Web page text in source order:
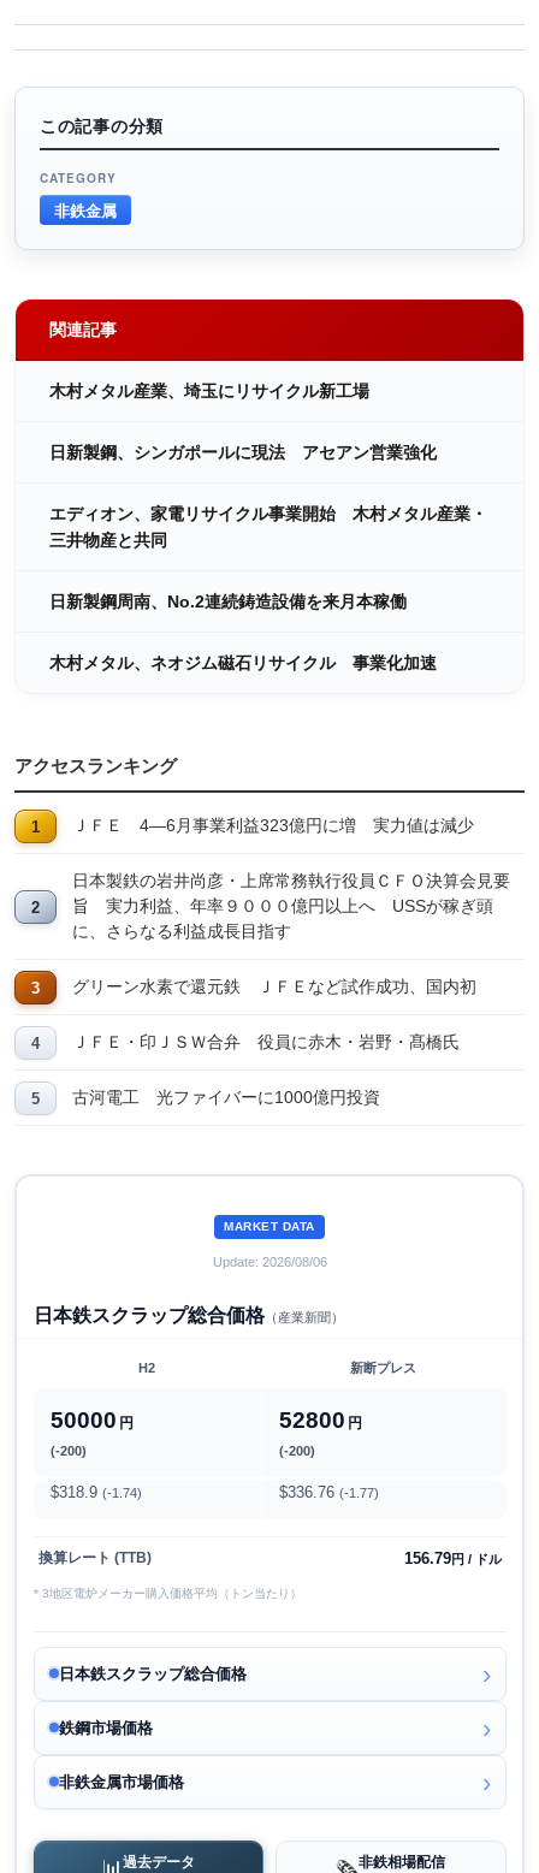
この記事の分類
CATEGORY
非鉄金属
関連記事
木村メタル産業、埼玉にリサイクル新工場
日新製鋼、シンガポールに現法 アセアン営業強化
エディオン、家電リサイクル事業開始 木村メタル産業・
三井物産と共同
日新製鋼周南、No.2連続鋳造設備を来月本稼働
木村メタル、ネオジム磁石リサイクル 事業化加速
アクセスランキング
ＪＦＥ 4―6月事業利益323億円に増 実力値は減少
日本製鉄の岩井尚彦・上席常務執行役員ＣＦＯ決算会見要
旨 実力利益、年率９０００億円以上へ USSが稼ぎ頭
に、さらなる利益成長目指す
グリーン水素で還元鉄 ＪＦＥなど試作成功、国内初
ＪＦＥ・印ＪＳＷ合弁 役員に赤木・岩野・髙橋氏
古河電工 光ファイバーに1000億円投資
MARKET DATA
Update: 2026/08/06
日本鉄スクラップ総合価格（産業新聞）
H2 新断プレス
50000 円
(-200)
52800 円
(-200)
$318.9 (-1.74) $336.76 (-1.77)
換算レート (TTB) 156.79円 / ドル
* 3地区電炉メーカー購入価格平均（トン当たり）
日本鉄スクラップ総合価格
鉄鋼市場価格
非鉄金属市場価格
過去データ 非鉄相場配信